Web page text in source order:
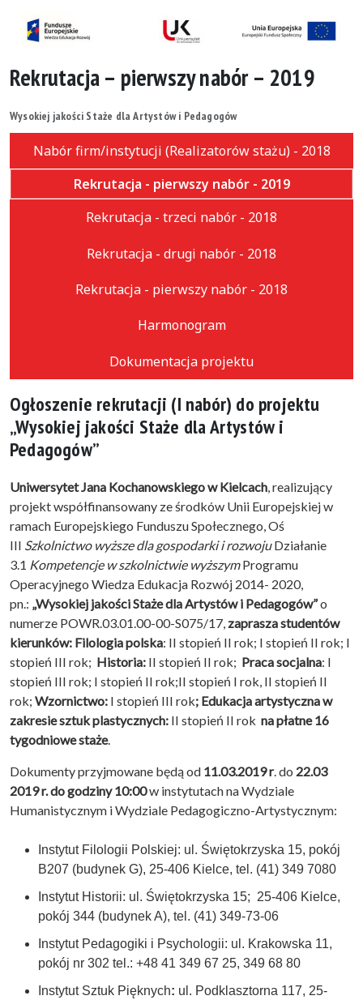
Rekrutacja – pierwszy nabór – 2019
Wysokiej jakości Staże dla Artystów i Pedagogów
Nabór firm/instytucji (Realizatorów stażu) - 2018
Rekrutacja - pierwszy nabór - 2019
Rekrutacja - trzeci nabór - 2018
Rekrutacja - drugi nabór - 2018
Rekrutacja - pierwszy nabór - 2018
Harmonogram
Dokumentacja projektu
Ogłoszenie rekrutacji (I nabór) do projektu
„Wysokiej jakości Staże dla Artystów i
Pedagogów”
Uniwersytet Jana Kochanowskiego w Kielcach, realizujący
projekt współfinansowany ze środków Unii Europejskiej w
ramach Europejskiego Funduszu Społecznego, Oś
III Szkolnictwo wyższe dla gospodarki i rozwojuDziałanie
3.1 Kompetencje w szkolnictwie wyższymProgramu
Operacyjnego Wiedza Edukacja Rozwój 2014- 2020,
pn.: „Wysokiej jakości Staże dla Artystów i Pedagogów”o
numerze POWR.03.01.00-00-S075/17, zaprasza studentów
kierunków: Filologia polska: II stopień II rok; I stopień II rok; I
stopień III rok; Historia: II stopień II rok; Praca socjalna: I
stopień III rok; I stopień II rok;II stopień I rok, II stopień II
rok; Wzornictwo: I stopień III rok; Edukacja artystyczna w
zakresie sztuk plastycznych: II stopień II rok na płatne 16
tygodniowe staże.
Dokumenty przyjmowane będą od 11.03.2019 r. do 22.03
2019 r. do godziny 10:00w instytutach na Wydziale
Humanistycznym i Wydziale Pedagogiczno-Artystycznym:
Instytut Filologii Polskiej: ul. Świętokrzyska 15, pokój
B207 (budynek G), 25-406 Kielce, tel. (41) 349 7080
Instytut Historii: ul. Świętokrzyska 15; 25-406 Kielce,
pokój 344 (budynek A), tel. (41) 349-73-06
Instytut Pedagogiki i Psychologii: ul. Krakowska 11,
pokój nr 302 tel.: +48 41 349 67 25, 349 68 80
Instytut Sztuk Pięknych: ul. Podklasztorna 117, 25-